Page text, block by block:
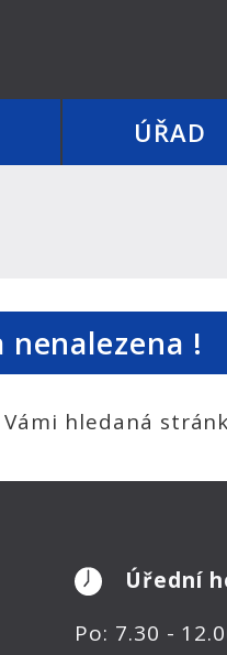
ÚŘAD
nenalezena !
hledaná
Úřední
Po: 7.30 -